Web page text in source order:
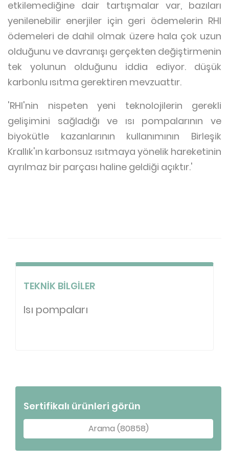
etkilemediğine dair tartışmalar var, bazıları
yenilenebilir enerjiler için geri ödemelerin RHI
ödemeleri de dahil olmak üzere hala çok uzun
olduğunu ve davranışı gerçekten değiştirmenin
tek yolunun olduğunu iddia ediyor. düşük
karbonlu ısıtma gerektiren mevzuattır.
'RHI'nin nispeten yeni teknolojilerin gerekli
gelişimini sağladığı ve ısı pompalarının ve
biyokütle kazanlarının kullanımının Birleşik
Krallık'ın karbonsuz ısıtmaya yönelik hareketinin
ayrılmaz bir parçası haline geldiği açıktır.'
TEKNIK BILGILER
Isı pompaları
Sertifikalı ürünleri görün
Arama (80858)